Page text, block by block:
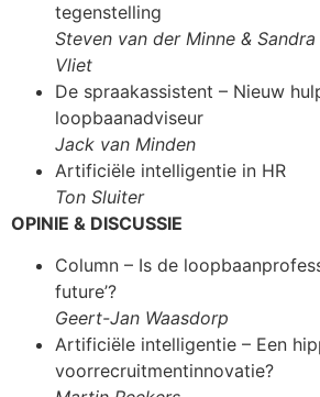
tegenstelling
Steven van der Minne &
Vliet
De spraakassistent – Nieuw
loopbaanadviseur
Jack van Minden
Artificiële intelligentie in HR
Ton Sluiter
OPINIE & DISCUSSIE
Column – Is de
future’?
Geert-Jan Waasdorp
Artificiële intelligentie – Een
voorrecruitmentinnovatie?